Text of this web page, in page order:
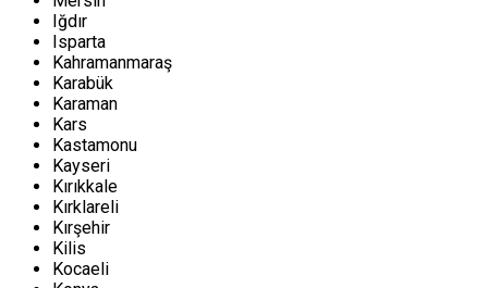
Iğdır
Isparta
Kahramanmaraş
Karabük
Karaman
Kars
Kastamonu
Kayseri
Kırıkkale
Kırklareli
Kırşehir
Kilis
Kocaeli